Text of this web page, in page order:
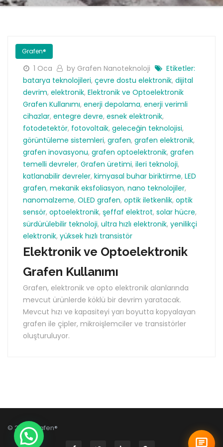
Grafen®
1 Oca by Grafen Nanoteknoloji
Etiketler:
batarya teknolojileri, çevre dostu elektronik, dijital
devrim, elektronik, Elektronik ve Optoelektronik
Grafen Kullanımı, enerji depolama, enerji verimli
cihazlar, entegre devre, esnek elektronik,
fotodetektör, fotovoltaik, geleceğin teknolojisi,
görüntüleme sistemleri, grafen, grafen elektronik,
grafen inovasyonu, grafen optoelektronik, grafen
temelli devreler, Grafen üretimi, ileri teknoloji,
katlanabilir devreler, kimyasal buhar biriktirme, LED
grafen, mekanik eksfoliasyon, nano teknolojiler,
nanomalzeme, OLED grafen, optik iletkenlik, optik
sensör, optoelektronik, şeffaf elektrot, solar hücre,
sürdürülebilir teknoloji, ultra hızlı elektronik, yenilikçi
elektronik, yüksek hızlı transistör
Elektronik ve Optoelektronik
Grafen Kullanımı
Grafen, elektronik ve opto elektronik alanlarında
mevcut ürünlerde köklü bir devrim yaratacak.
Mevcut hızı ve kapasiteyi yarı boyutta kopyalayan
grafen ile çipler, mikroişlemciler ve transistörler
oluşturuluyor.
© 2026 Grafen®